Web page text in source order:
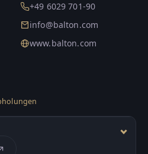
+49 6029 701-90
info@balton.com
www.balton.com